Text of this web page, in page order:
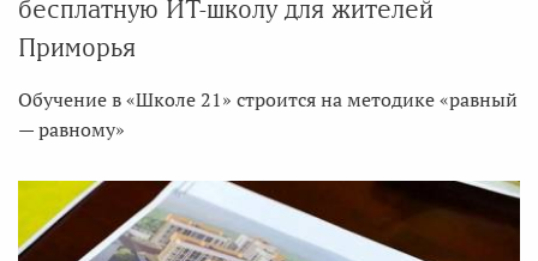
бесплатную ИТ-школу для жителей
Приморья
Обучение в «Школе 21» строится на методике «равный
— равному»